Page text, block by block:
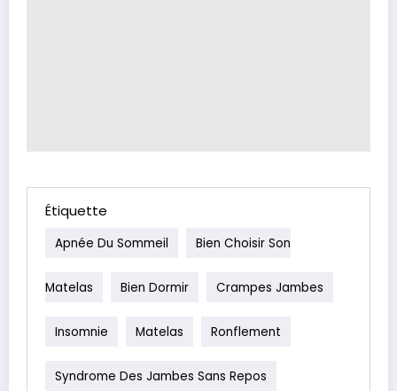
Étiquette
Apnée Du Sommeil Bien Choisir Son
Matelas Bien Dormir Crampes Jambes
Insomnie Matelas Ronflement
Syndrome Des Jambes Sans Repos